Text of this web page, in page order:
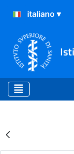
Risultati